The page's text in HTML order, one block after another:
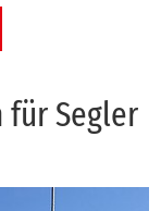
Seg­ler